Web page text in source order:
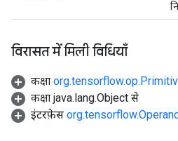
विरासत में मिली विधियाँ
कक्षा
कक्षा java.lang.Object से
इंटरफ़ेस